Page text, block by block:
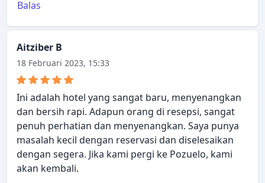
Balas
Aitziber B
18 Februari 2023, 15:33
Ini adalah hotel yang sangat baru, menyenangkan
dan bersih rapi. Adapun orang di resepsi, sangat
penuh perhatian dan menyenangkan. Saya punya
masalah kecil dengan reservasi dan diselesaikan
dengan segera. Jika kami pergi ke Pozuelo, kami
akan kembali.